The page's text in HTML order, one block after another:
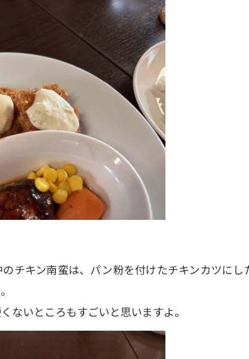
チキン南蛮は、パン粉を付けたチキンカツにし
ないところもすごいと思いますよ。